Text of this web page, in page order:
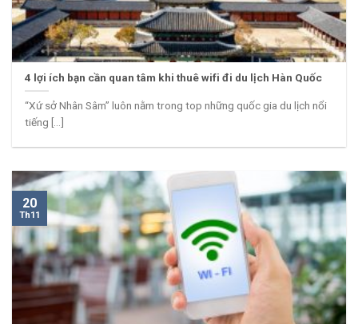
4 lợi ích bạn cần quan tâm khi thuê wifi đi du lịch Hàn Quốc
“Xứ sở Nhân Sâm” luôn nằm trong top những quốc gia du lịch nổi
tiếng [...]
20
Th11